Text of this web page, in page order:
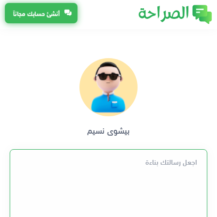
أنشئ حسابك مجاناً
بيشوى نسيم